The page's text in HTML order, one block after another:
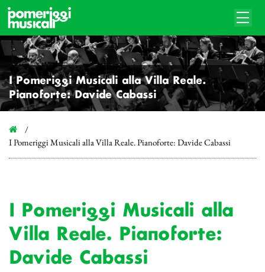
I Pomeriggi Musicali alla Villa Reale.
Pianoforte: Davide Cabassi
I Pomeriggi Musicali alla Villa Reale. Pianoforte: Davide Cabassi
I Pomeriggi Musicali alla
Villa Reale. Pianoforte:
Davide Cabassi